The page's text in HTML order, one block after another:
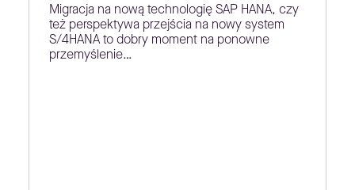
Migracja na nową technologię SAP HANA, czy
też perspektywa przejścia na nowy system
S/4HANA to dobry moment na ponowne
przemyślenie…